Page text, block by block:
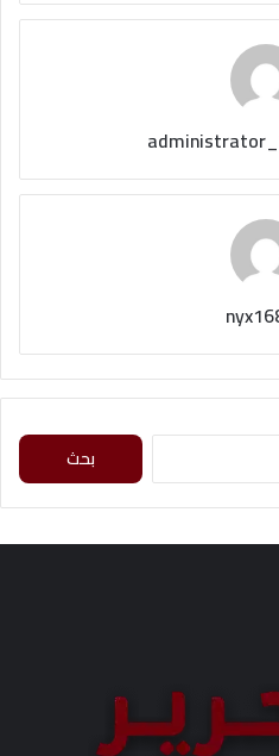
البحث
عن: